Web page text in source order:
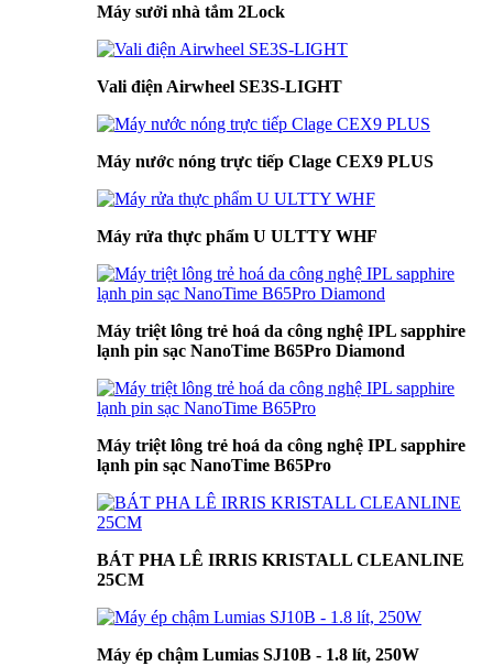
Máy sưởi nhà tắm 2Lock
Vali điện Airwheel SE3S-LIGHT
Máy nước nóng trực tiếp Clage CEX9 PLUS
Máy rửa thực phẩm U ULTTY WHF
Máy triệt lông trẻ hoá da công nghệ IPL sapphire
lạnh pin sạc NanoTime B65Pro Diamond
Máy triệt lông trẻ hoá da công nghệ IPL sapphire
lạnh pin sạc NanoTime B65Pro
BÁT PHA LÊ IRRIS KRISTALL CLEANLINE
25CM
Máy ép chậm Lumias SJ10B - 1.8 lít, 250W